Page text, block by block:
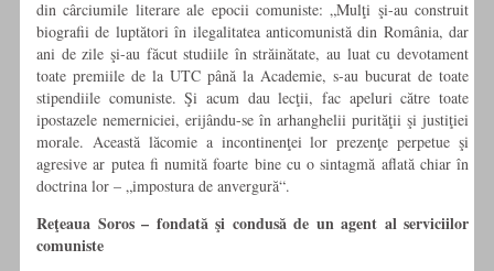
din cârciumile literare ale epocii comuniste: „Mulţi şi-au construit
biografii de luptători în ilegalitatea anticomunistă din România, dar
ani de zile şi-au făcut studiile în străinătate, au luat cu devotament
toate premiile de la UTC până la Academie, s-au bucurat de toate
stipendiile comuniste. Şi acum dau lecţii, fac apeluri către toate
ipostazele nemerniciei, erijându-se în arhanghelii purităţii şi justiţiei
morale. Această lăcomie a incontinenţei lor prezenţe perpetue şi
agresive ar putea fi numită foarte bine cu o sintagmă aflată chiar în
doctrina lor – „impostura de anvergură“.
Reţeaua Soros – fondată şi condusă de un agent al serviciilor
comuniste